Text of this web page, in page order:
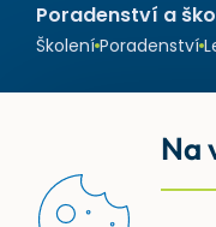
Poradenství a
Školení Poradenství
Na